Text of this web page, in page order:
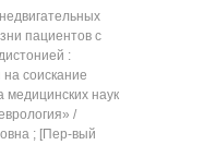
пациентов с
:
соискание
медицинских наук
/
; [Пер-вый